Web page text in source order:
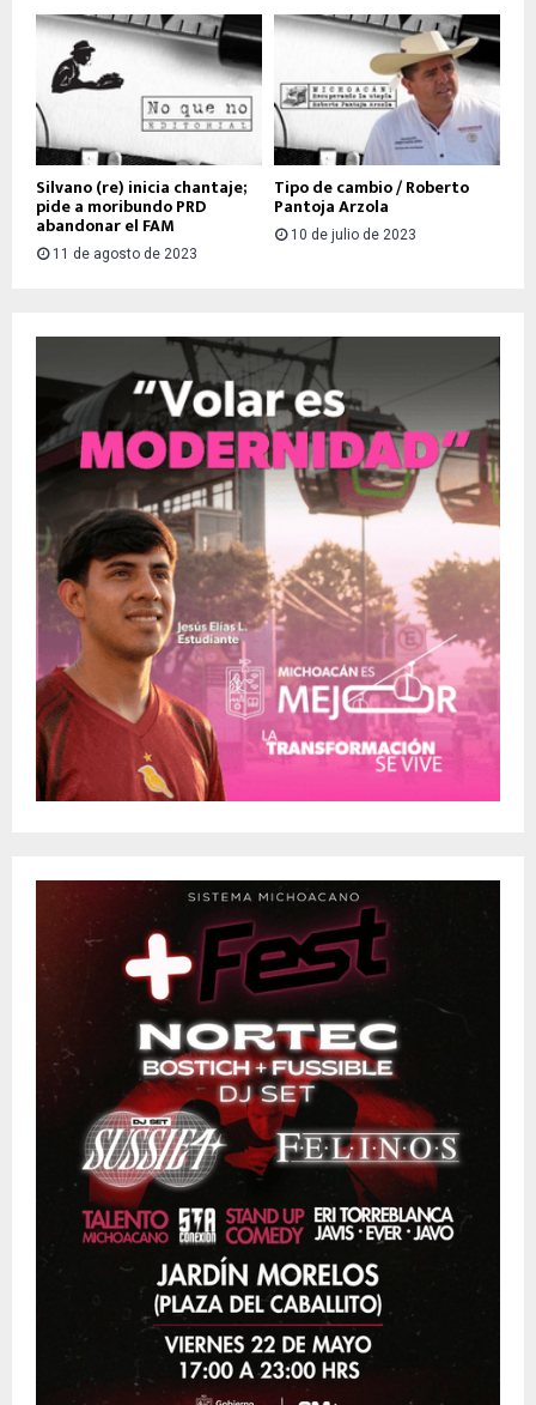
Silvano (re) inicia chantaje;
pide a moribundo PRD
abandonar el FAM
11 de agosto de 2023
Tipo de cambio / Roberto
Pantoja Arzola
10 de julio de 2023